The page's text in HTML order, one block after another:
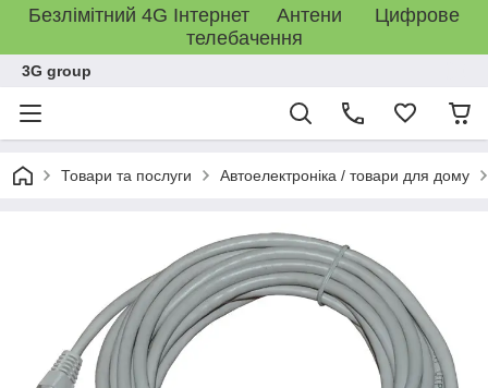
Безлімітний 4G Інтернет Антени Цифрове
телебачення
3G group
Товари та послуги Автоелектроніка / товари для дому